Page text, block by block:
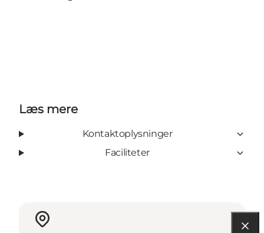
Læs mere
Kontaktoplysninger
Faciliteter